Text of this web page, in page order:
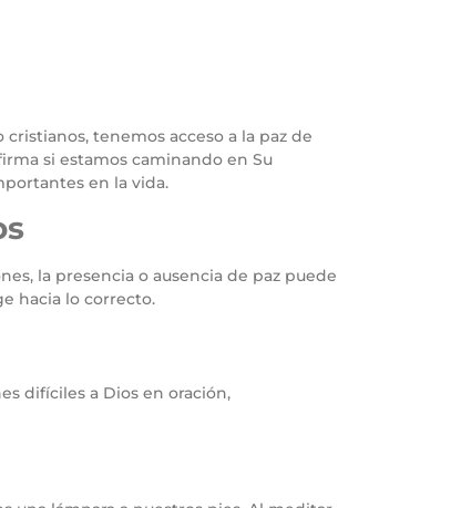
tenemos acceso a la paz de
si estamos caminando en Su
en la vida.
la presencia o ausencia de paz puede
hacia lo correcto.
difíciles a Dios en oración,